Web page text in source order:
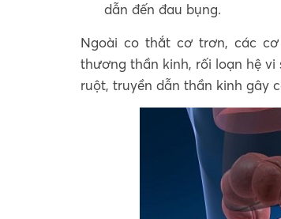
dẫn đến đau bụng.
Ngoài co thắt cơ trơn, các
thương thần kinh, rối loạn hệ
ruột, truyền dẫn thần kinh gây